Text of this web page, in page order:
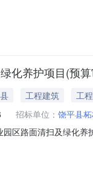
件标准计算。选取中
化养护项目(预
工程建筑
工程
招标单位： 饶平县
区路面清扫及绿化
属于非行政管理的